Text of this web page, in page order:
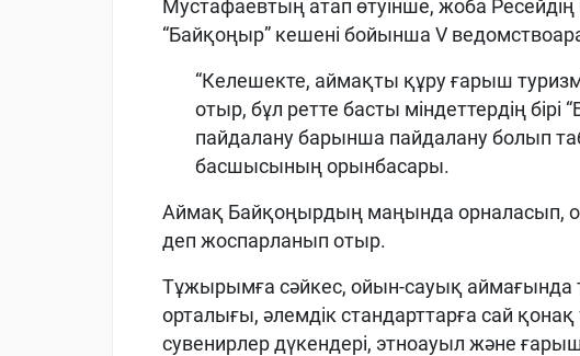
Мустафаевтың атап өтуінше, жоба
“Байқоңыр” кешені бойынша V
“Келешекте, аймақты құру ғарыш
отыр, бұл ретте басты міндеттердің бірі
пайдалану барынша пайдалану болып
басшысының орынбасары.
Аймақ Байқоңырдың маңында орналасып,
деп жоспарланып отыр.
Тұжырымға сәйкес, ойын-сауық аймағында
орталығы, әлемдік стандарттарға сай
сувенирлер дүкендері, этноауыл және